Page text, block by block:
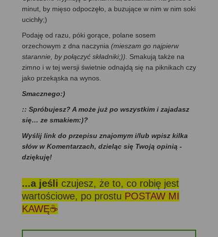
minut, by mięso odpoczęło, a buzujące w nim w nim soki
ucichły;)
Podaję od razu, póki gorące, polane sosem
orzechowym z dna naczynia (mieszam go najpierw
starannie, by połączyć składniki;)) . Smakują także na
zimno i w tej wersji świetnie odnajdą się na piknikach czy
jako przekąska na wynos.
Smacznego:)
:: Spróbujesz? A może już po wszystkim i zajadasz
się… ze smakiem:)?
Wyślij link do przepisu znajomym i/lub wpisz kilka
słów w Komentarzach, dzieląc się Twoją opinią -
dziękuję!
...a jeśli czujesz, że to, co robię jest
wartościowe, po prostu POSTAW MI
KAWĘ☕